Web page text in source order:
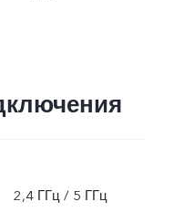
2,4 ГГц / 5 ГГц